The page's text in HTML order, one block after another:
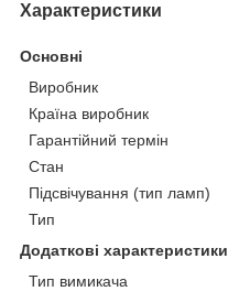
Характеристики
Основні
Виробник
Країна виробник
Гарантійний термін
Стан
Підсвічування (тип ламп)
Тип
Додаткові характеристики
Тип вимикача